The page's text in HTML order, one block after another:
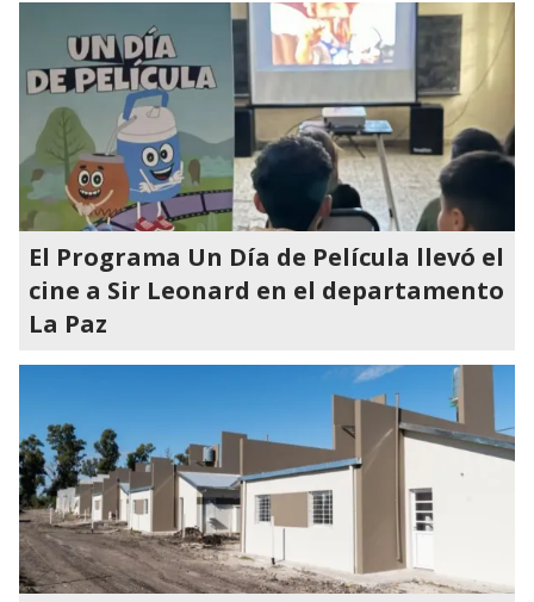
El Programa Un Día de Película llevó el
cine a Sir Leonard en el departamento
La Paz